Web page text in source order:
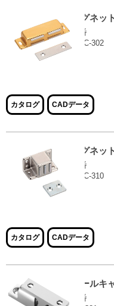
マグネッ
品番
EMC-302
カタログ CADデータ
マグネッ
品番
EMC-310
カタログ CADデータ
ボールキ
品番